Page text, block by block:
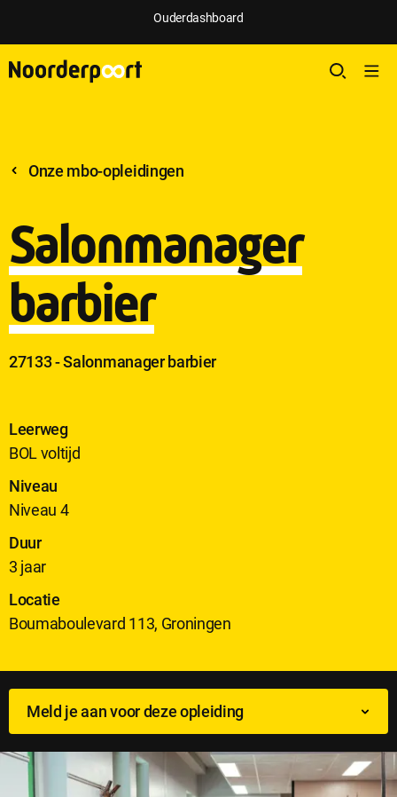
Ouderdashboard
Onze mbo-opleidingen
Salonmanager
barbier
27133 - Salonmanager barbier
Leerweg
BOL voltijd
Niveau
Niveau 4
Duur
3 jaar
Locatie
Boumaboulevard 113, Groningen
Meld je aan voor deze opleiding